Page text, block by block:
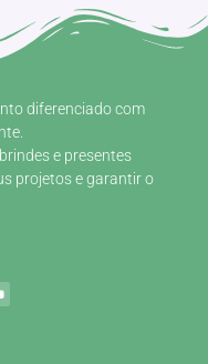
diferenciado com
e presentes
projetos e garantir o